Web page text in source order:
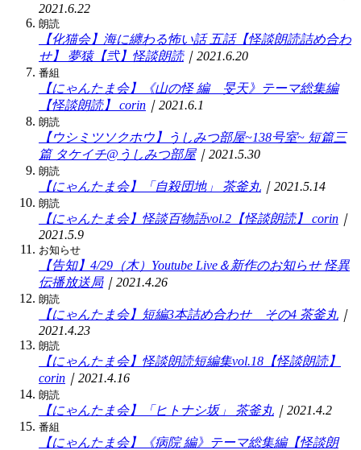
2021.6.22
朗読
【化猫会】海に纏わる怖い話 五話【怪談朗読詰め合わ
せ】
夢猿【弐】怪談朗読｜2021.6.20
番組
【にゃんたま会】《山の怪 編 旻天》テーマ総集編
【怪談朗読】
corin ｜2021.6.1
朗読
【ウシミツソクホウ】うしみつ部屋~138号室~ 短篇三
篇 タケイチ@うしみつ部屋｜2021.5.30
朗読
【にゃんたま会】「自殺団地」 茶釜丸 ｜2021.5.14
朗読
【にゃんたま会】怪談百物語vol.2【怪談朗読】 corin ｜
2021.5.9
お知らせ
【告知】4/29（木）Youtube Live＆新作のお知らせ 怪異
伝播放送局｜2021.4.26
朗読
【にゃんたま会】短編3本詰め合わせ その4 茶釜丸 ｜
2021.4.23
朗読
【にゃんたま会】怪談朗読短編集vol.18【怪談朗読】
corin ｜2021.4.16
朗読
【にゃんたま会】「ヒトナシ坂」 茶釜丸 ｜2021.4.2
番組
【にゃんたま会】《病院 編》テーマ総集編【怪談朗